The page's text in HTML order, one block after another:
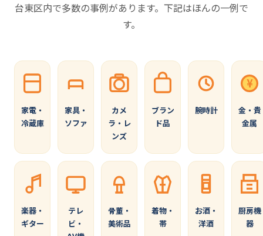
台東区内で多数の事例があります。下記はほんの一例で
す。
家電・
冷蔵庫
家具・
ソファ
カメ
ラ・レ
ンズ
ブラン
ド品
腕時計
¥
金・貴
金属
楽器・
ギター
テレ
ビ・
骨董・
美術品
着物・
帯
お酒・
洋酒
厨房機
器